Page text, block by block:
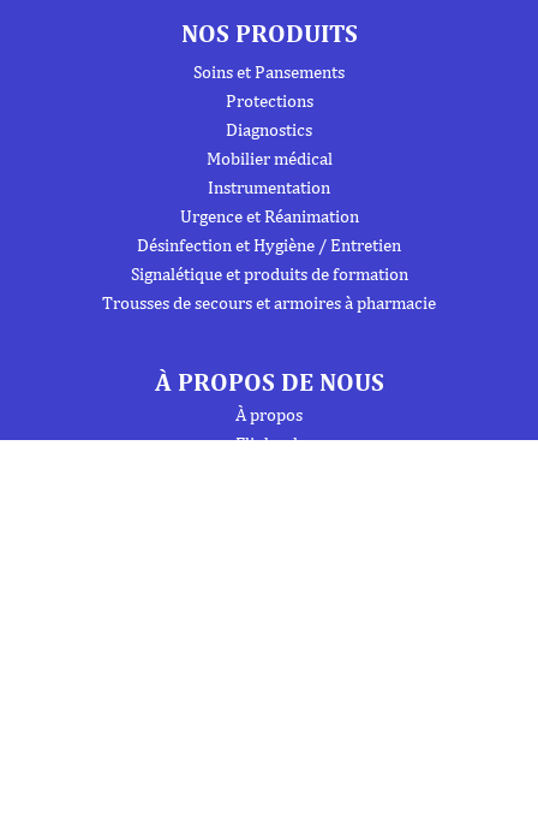
NOS PRODUITS
Soins et Pansements
Protections
Diagnostics
Mobilier médical
Instrumentation
Urgence et Réanimation
Désinfection et Hygiène / Entretien
Signalétique et produits de formation
Trousses de secours et armoires à pharmacie
À PROPOS DE NOUS
À propos
Flipbook